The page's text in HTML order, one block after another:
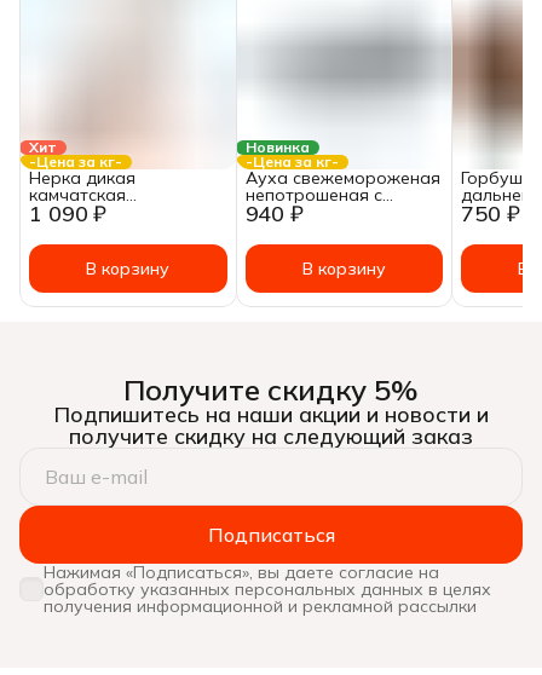
Хит
-Цена за кг-
1 090 ₽
Нерка дикая
камчатская
потрошеная без
головы ~ 2 - 2,5кг
В корзину
Новинка
-Цена за кг-
940 ₽
Ауха свежемороженая
непотрошеная с
головой ~ 0,3 - 0,7кг
В корзину
750 ₽
Горбуша
головы,
блочная
1-1,5кг
В
Получите скидку 5%
Подпишитесь на наши акции и новости и
получите скидку на следующий заказ
Подписаться
Нажимая «Подписаться», вы даете согласие на
обработку указанных персональных данных в целях
получения информационной и рекламной рассылки